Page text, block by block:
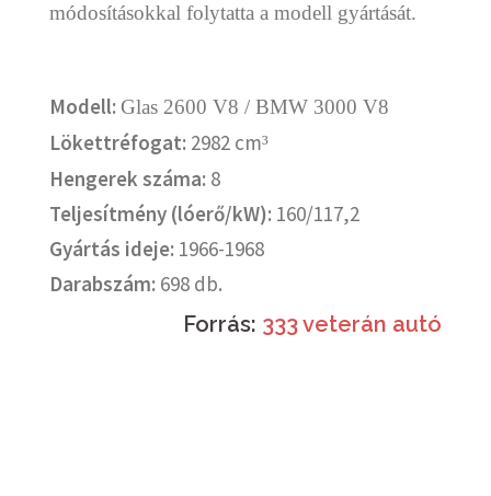
módosításokkal folytatta a modell gyártását.
Modell:Glas 2600 V8 / BMW 3000 V8
Lökettréfogat: 2982 cm³
Hengerek száma: 8
Teljesítmény (lóerő/kW): 160/117,2
Gyártás ideje: 1966-1968
Darabszám: 698 db.
Forrás: 333 veterán autó